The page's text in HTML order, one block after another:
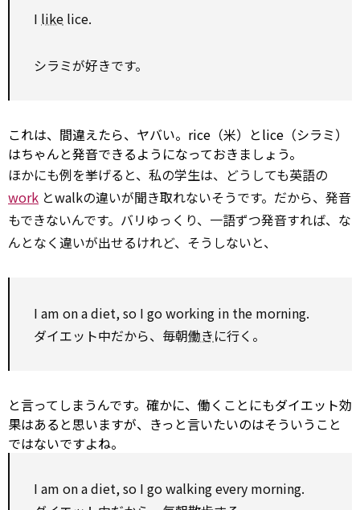
I like lice.
シラミが好きです。
これは、間違えたら、ヤバい。rice（米）とlice（シラミ）
はちゃんと発音できるようになっておきましょう。
ほかにも例を挙げると、私の学生は、どうしても英語の
work とwalkの違いが聞き取れないそうです。だから、発音
もできないんです。バリゆっくり、一語ずつ発音すれば、な
んとなく違いが出せるけれど、そうしないと、
I am ona diet,so I go working in the morning.
ダイエット中だから、毎朝働きに行く。
と言ってしまうんです。確かに、働くことにもダイエット効
果はあると思いますが、きっと言いたいのはそういうこと
ではないですよね。
I am ona diet,so I go walking every morning.